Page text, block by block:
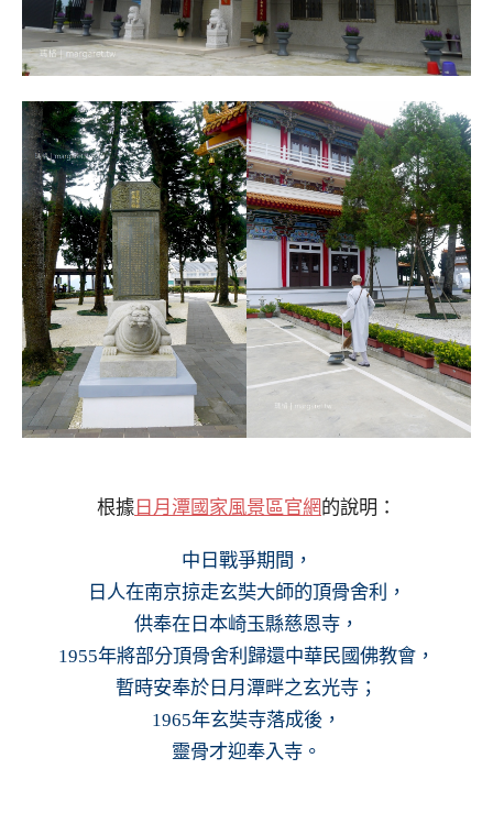
根據 日月潭國家風景區官網 的說明：
中日戰爭期間，
日人在南京掠走玄奘大師的頂骨舍利，
供奉在日本崎玉縣慈恩寺，
1955年將部分頂骨舍利歸還中華民國佛教會，
暫時安奉於日月潭畔之玄光寺；
1965年玄奘寺落成後，
靈骨才迎奉入寺。